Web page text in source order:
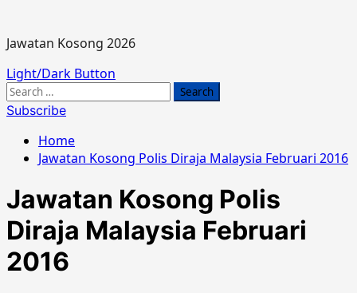
Jawatan Kosong 2026
Primary
Menu
Light/Dark Button
Search
for:
Subscribe
Home
Jawatan Kosong Polis Diraja Malaysia Februari 2016
Jawatan Kosong Polis
Diraja Malaysia Februari
2016